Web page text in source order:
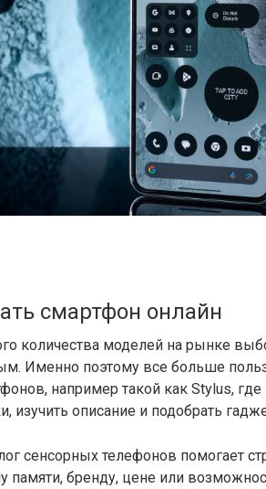
смартфон онлайн
количества моделей на рынке
Именно поэтому все больше
например такой как Stylus,
изучить описание и подобрать
сенсорных телефонов помогает
памяти, бренду, цене или